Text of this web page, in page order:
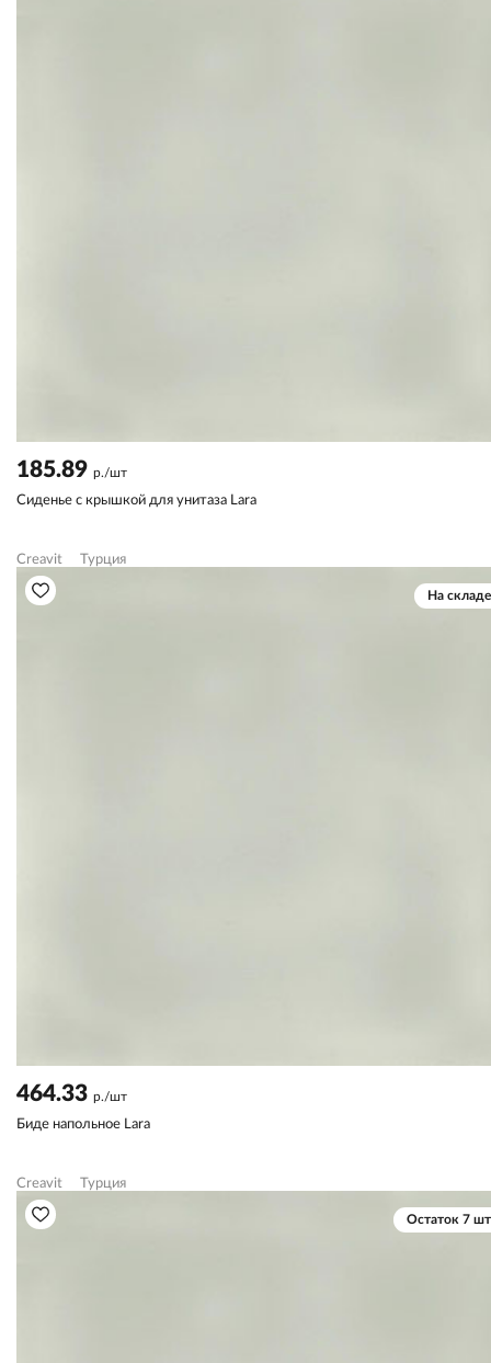
185.89 р./шт
Сиденье с крышкой для унитаза Lara
Creavit Турция
На складе
464.33 р./шт
Биде напольное Lara
Creavit Турция
Остаток 7 шт